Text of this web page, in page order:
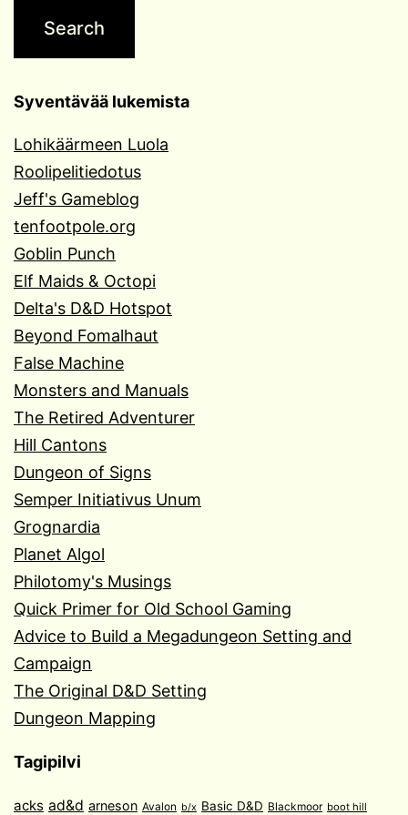
Syventävää lukemista
Lohikäärmeen Luola
Roolipelitiedotus
Jeff's Gameblog
tenfootpole.org
Goblin Punch
Elf Maids & Octopi
Delta's D&D Hotspot
Beyond Fomalhaut
False Machine
Monsters and Manuals
The Retired Adventurer
Hill Cantons
Dungeon of Signs
Semper Initiativus Unum
Grognardia
Planet Algol
Philotomy's Musings
Quick Primer for Old School Gaming
Advice to Build a Megadungeon Setting and
Campaign
The Original D&D Setting
Dungeon Mapping
Tagipilvi
acks ad&d arneson Avalon b/x Basic D&D Blackmoor boot hill